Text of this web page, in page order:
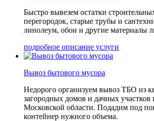
Быстро вывезем остатки
перегородок, старые трубы и
линолеум, обои и другие материалы
подробное описание услуги
Вывоз бытового мусора
Недорого организуем вывоз ТБО из
загородных домов и дачных участков
Московской области. Подадим под
контейнер нужного объема.